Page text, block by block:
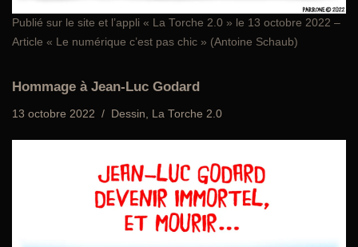
Publié sur le site et l’appli « La Torche 2.0 » le 13 octobre 2022 –
Article « Le numérique c’est pas chic » (Antoine Schaub)
Hommage à Jean-Luc Godard
13 octobre 2022 Dessin La Torche 2.0